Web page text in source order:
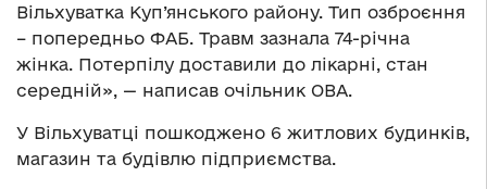
Вільхуватка Куп’янського району. Тип озброєння
– попередньо ФАБ. Травм зазнала 74-річна
жінка. Потерпілу доставили до лікарні, стан
середній», — написав очільник ОВА.
У Вільхуватці пошкоджено 6 житлових будинків,
магазин та будівлю підприємства.